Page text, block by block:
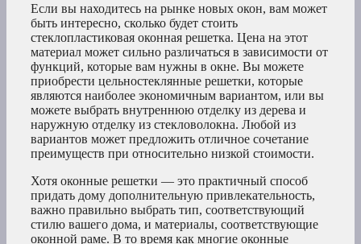
Если вы находитесь на рынке новых окон, вам может
быть интересно, сколько будет стоить
стеклопластиковая оконная решетка. Цена на этот
материал может сильно различаться в зависимости от
функций, которые вам нужны в окне. Вы можете
приобрести цельностеклянные решетки, которые
являются наиболее экономичным вариантом, или вы
можете выбрать внутреннюю отделку из дерева и
наружную отделку из стекловолокна. Любой из
вариантов может предложить отличное сочетание
преимуществ при относительно низкой стоимости.
Хотя оконные решетки — это практичный способ
придать дому дополнительную привлекательность,
важно правильно выбрать тип, соответствующий
стилю вашего дома, и материалы, соответствующие
оконной раме. В то время как многие оконные